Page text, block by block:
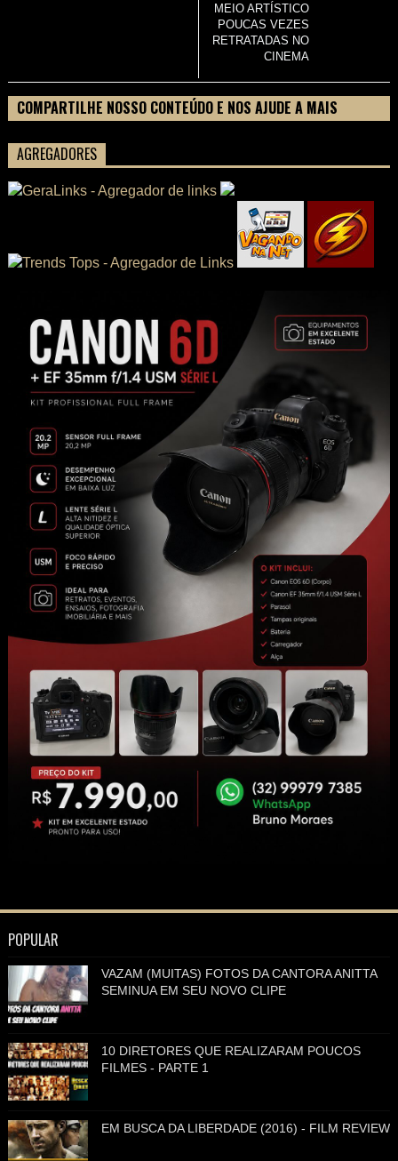
MEIO ARTÍSTICO
POUCAS VEZES
RETRATADAS NO
CINEMA
COMPARTILHE NOSSO CONTEÚDO E NOS AJUDE A MAIS
AGREGADORES
POPULAR
VAZAM (MUITAS) FOTOS DA CANTORA ANITTA
SEMINUA EM SEU NOVO CLIPE
10 DIRETORES QUE REALIZARAM POUCOS
FILMES - PARTE 1
EM BUSCA DA LIBERDADE (2016) - FILM REVIEW